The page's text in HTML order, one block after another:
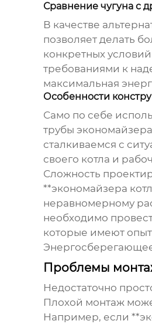
Сравнение чугуна с
В качестве
позволяет делать
конкретных
требованиями к
максимальная
Особенности
Само по себе
трубы
сталкиваемся с
своего котла и
Сложность
**экономайзера
неравномерному
необходимо
которые имеют
Проблемы
Недостаточно
Плохой монтаж
Например, если